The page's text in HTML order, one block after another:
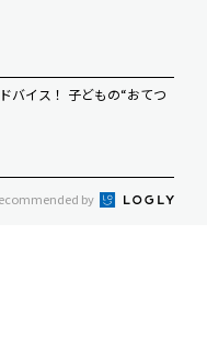
バイス！ 子どもの“おてつ
by